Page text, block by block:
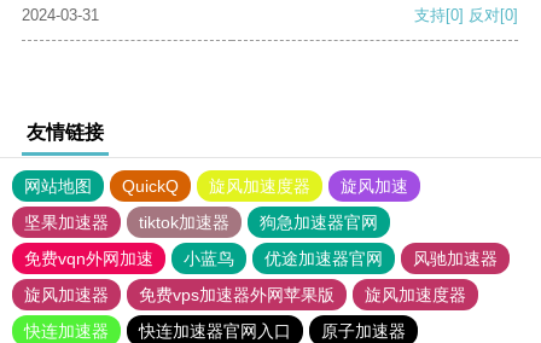
2024-03-31 支持[0] 反对[0]
友情链接
网站地图 QuickQ 旋风加速度器
旋风加速
坚果加速器
tiktok加速器
狗急加速器官网
免费vqn外网加速
小蓝鸟 优途加速器官网
风驰加速器
旋风加速器
免费vps加速器外网苹果版
旋风加速度器
快连加速器
快连加速器官网入口
原子加速器